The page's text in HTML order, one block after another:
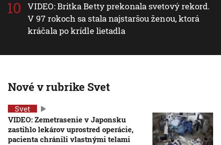
VIDEO: Britka Betty prekonala svetový rekord.
V 97 rokoch sa stala najstaršou ženou, ktorá
kráčala po krídle lietadla
Nové v rubrike Svet
Svet
VIDEO: Zemetrasenie v Japonsku
zastihlo lekárov uprostred operácie,
pacienta chránili vlastnými telami